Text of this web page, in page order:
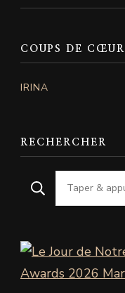
COUPS DE CŒUR
IRINA
RECHERCHER